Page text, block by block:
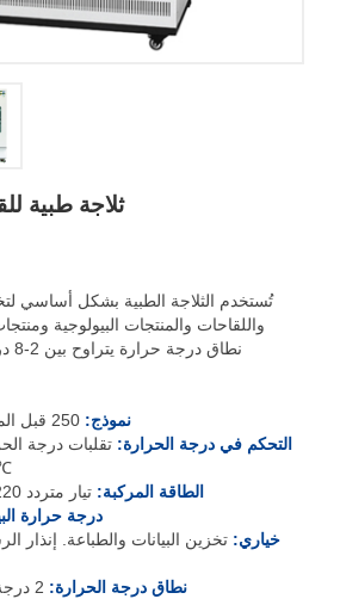
ثلاجة طبية
تُستخدم الثلاجة الطبية بشكل أساسي
واللقاحات والمنتجات البيولوجية
نموذج: 250 قبل الميلاد ~ 2000 قبل الميلاد
التحكم في درجة الحرارة:
درجة
الطاقة المركبة: تيار متردد 220 فولت ±10% 50 هرتز
درجة حرارة
خياري: تخزين البيانات والطباعة. إنذار
نطاق درجة الحرارة: 2 درجة مئوية ~ 8 درجة مئوية